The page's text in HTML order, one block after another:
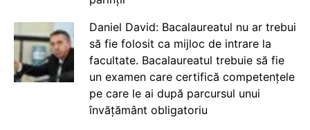
Daniel David: Bacalaureatul nu ar trebui
să fie folosit ca mijloc de intrare la
facultate. Bacalaureatul trebuie să fie
un examen care certifică competențele
pe care le ai după parcursul unui
învățământ obligatoriu